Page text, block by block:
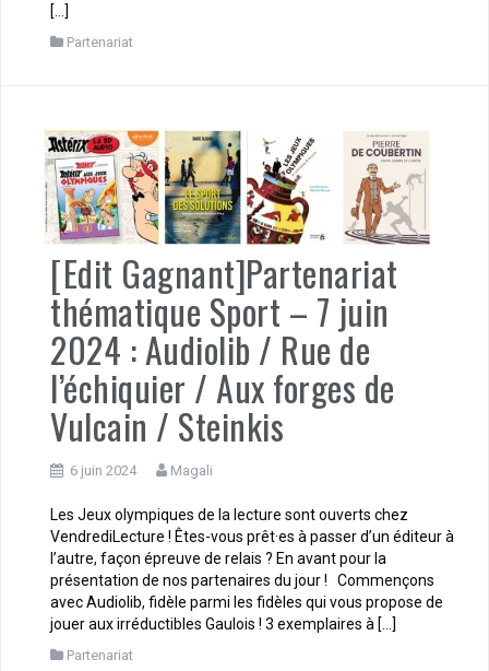
[…]
Partenariat
[Edit Gagnant]Partenariat
thématique Sport – 7 juin
2024 : Audiolib / Rue de
l’échiquier / Aux forges de
Vulcain / Steinkis
6 juin 2024 Magali
Les Jeux olympiques de la lecture sont ouverts chez
VendrediLecture ! Êtes-vous prêt·es à passer d’un éditeur à
l’autre, façon épreuve de relais ? En avant pour la
présentation de nos partenaires du jour ! Commençons
avec Audiolib, fidèle parmi les fidèles qui vous propose de
jouer aux irréductibles Gaulois ! 3 exemplaires à […]
Partenariat